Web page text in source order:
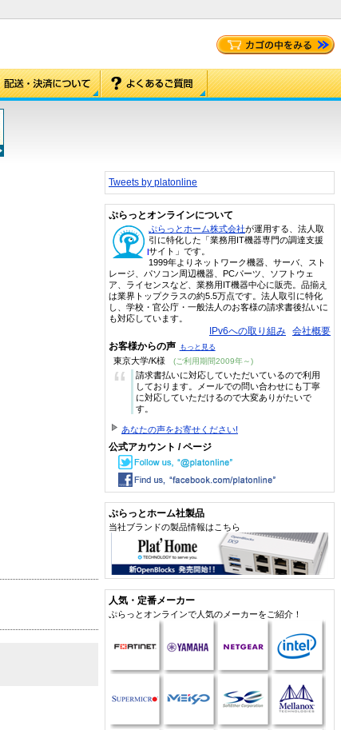
Tweets by platonline
ぷらっとオンラインについて
ぷらっとホーム株式会社が運用する、法人取
引に特化した「業務用IT機器専門の調達支援
サイト」です。
1999年よりネットワーク機器、サーバ、スト
レージ、パソコン周辺機器、PCパーツ、ソフトウェ
ア、ライセンスなど、業務用IT機器中心に販売。品揃え
は業界トップクラスの約5.5万点です。法人取引に特化
し、学校・官公庁・一般法人のお客様の請求書後払いに
も対応しています。
IPv6への取り組み 会社概要
お客様からの声 もっと見る
東京大学/K様 (ご利用期間2009年～)
“
請求書払いに対応していただいているので利用
しております。メールでの問い合わせにも丁寧
に対応していただけるので大変ありがたいで
す。
あなたの声をお寄せください!
公式アカウント / ページ
ぷらっとホーム社製品
当社ブランドの製品情報はこちら
人気・定番メーカー
ぷらっとオンラインで人気のメーカーをご紹介！